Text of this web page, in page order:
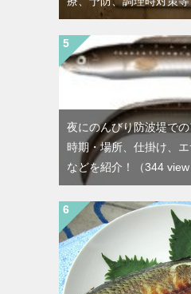
夜にのんびり防波堤で
時期・場所、仕掛け、
などを紹介！
（344 view